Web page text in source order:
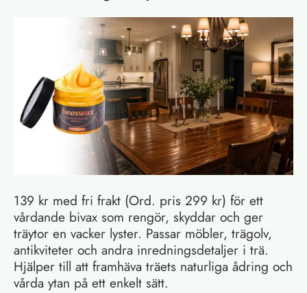
139 kr med fri frakt (Ord. pris 299 kr) för ett
vårdande bivax som rengör, skyddar och ger
träytor en vacker lyster. Passar möbler, trägolv,
antikviteter och andra inredningsdetaljer i trä.
Hjälper till att framhäva träets naturliga ådring och
vårda ytan på ett enkelt sätt.